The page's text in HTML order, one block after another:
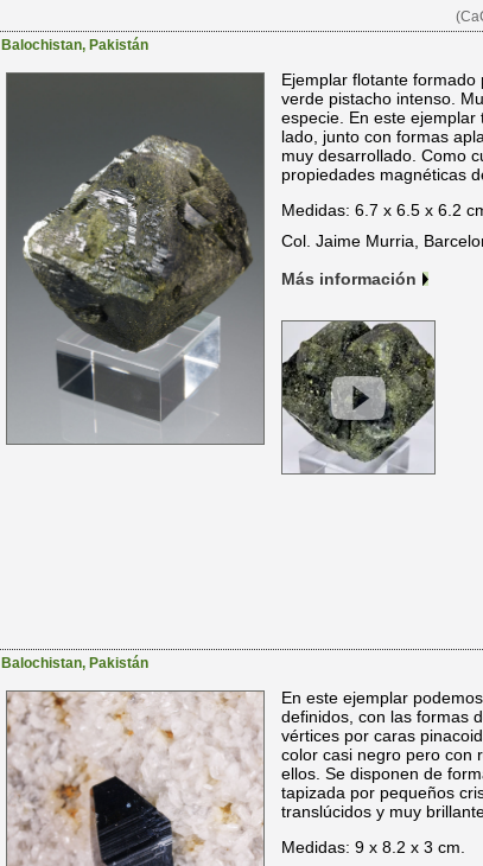
Balochistan, Pakistán
Ejemplar flotante
verde pistacho intenso.
especie. En este
lado, junto con formas
muy desarrollado. Como
propiedades magnéticas
Medidas: 6.7 x 6.5 x 6.2
Col. Jaime Murria,
Más información
Balochistan, Pakistán
En este ejemplar
definidos, con las formas
vértices por caras
color casi negro pero con
ellos. Se disponen de
tapizada por pequeños
translúcidos y muy
Medidas: 9 x 8.2 x 3 cm.